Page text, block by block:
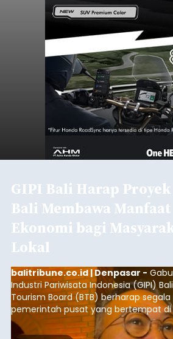
GIPI Bali Harap
Bali Membawa Manfaat
Ekonomi bagi
Lokal
balitribune.co.id | Denpasar -
Industri Pariwisata Indonesia (GIPI)
Tourism Board (BTB) berharap
pemerintah pusat yang bertempat di
membawa dampak positif bagi
"Program pemerintah ini (Bali